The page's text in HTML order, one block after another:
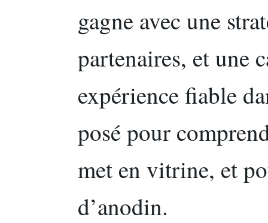
gagne avec une
partenaires, et une
expérience fiable
posé pour
met en vitrine, et
d’anodin.